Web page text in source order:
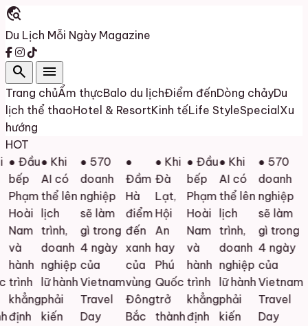
travel_explore
Du Lịch Mỗi Ngày Magazine
search menu
Trang chủẨm thựcBalo du lịchĐiểm đếnDòng chảyDu
lịch thể thaoHotel & ResortKinh tếLife StyleSpecial Xu
hướng
HOT
● Đầu
bếp
Phạm
Hoài
Nam
và
hành
trình
khẳng
định
● Khi
AI có
thể lên
lịch
trình,
doanh
nghiệp
lữ hành
phải
kiến
● 570
doanh
nghiệp
sẽ làm
gì trong
4 ngày
của
Vietnam
Travel
Day
●
Đầm
Hà
điểm
đến
xanh
của
vùng
Đông
Bắc
● Khi
Đà
Lạt,
Hội
An
hay
Phú
Quốc
trở
thành
● Đầu
bếp
Phạm
Hoài
Nam
và
hành
trình
khẳng
định
● Khi
AI có
thể lên
lịch
trình,
doanh
nghiệp
lữ hành
phải
kiến
● 570
doanh
nghiệp
sẽ làm
gì trong
4 ngày
của
Vietnam
Travel
Day